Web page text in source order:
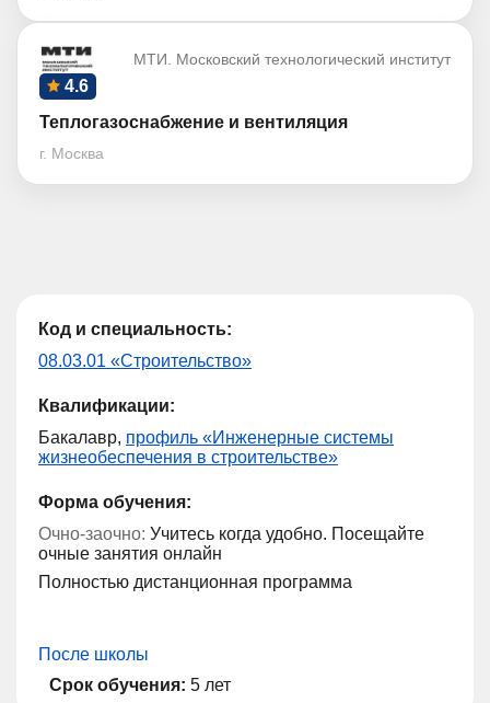
МТИ. Московский технологический институт
4.6
Теплогазоснабжение и вентиляция
г. Москва
Код и специальность:
08.03.01 «Строительство»
Квалификации:
Бакалавр, профиль «Инженерные системы
жизнеобеспечения в строительстве»
Форма обучения:
Очно-заочно: Учитесь когда удобно. Посещайте
очные занятия онлайн
Полностью дистанционная программа
После школы
Срок обучения: 5 лет